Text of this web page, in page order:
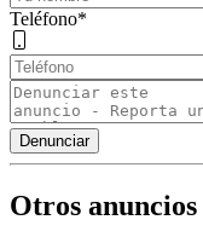
Teléfono*
Otros